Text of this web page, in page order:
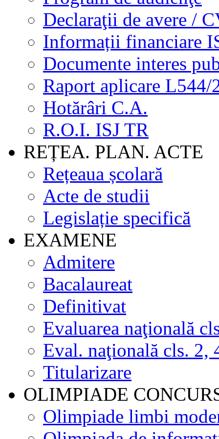
Declaraţii de avere /
Informații financiare
Documente interes
Raport aplicare L544/
Hotărâri C.A.
R.O.I. ISJ TR
REȚEA. PLAN. ACTE
Rețeaua școlară
Acte de studii
Legislație specifică
EXAMENE
Admitere
Bacalaureat
Definitivat
Evaluarea naţională
Eval. naţională cls. 2,
Titularizare
OLIMPIADE
Olimpiade limbi